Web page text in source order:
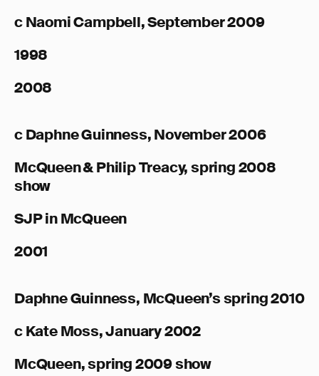
c Naomi Campbell, September 2009
1998
2008
c Daphne Guinness, November 2006
McQueen & Philip Treacy, spring 2008
show
SJP in McQueen
2001
Daphne Guinness, McQueen’s spring 2010
c Kate Moss, January 2002
McQueen, spring 2009 show